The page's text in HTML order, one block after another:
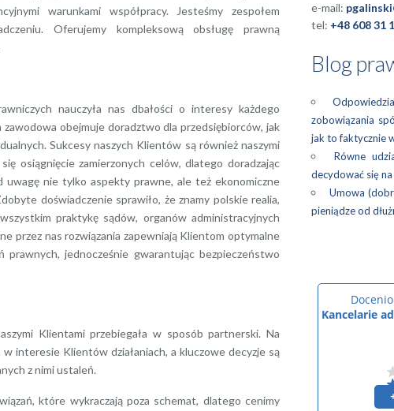
warunkami współpracy. Jesteśmy zespołem
Oferujemy kompleksową obsługę prawną
nauczyła nas dbałości o interesy każdego
obejmuje doradztwo dla przedsiębiorców, jak
Sukcesy naszych Klientów są również naszymi
osiągnięcie zamierzonych celów, dlatego doradzając
uwagę nie tylko aspekty prawne, ale też ekonomiczne
doświadczenie sprawiło, że znamy polskie realia,
praktykę sądów, organów administracyjnych
przez nas rozwiązania zapewniają Klientom optymalne
prawnych, jednocześnie gwarantując bezpieczeństwo
Klientami przebiegała w sposób partnerski. Na
interesie Klientów działaniach, a kluczowe decyzje są
z nimi ustaleń.
które wykraczają poza schemat, dlatego cenimy
e-mail:
tel: +48 608 31
Blog
zobowiązania
jak to faktycznie
Równe
decydować się
Umowa
pieniądze od